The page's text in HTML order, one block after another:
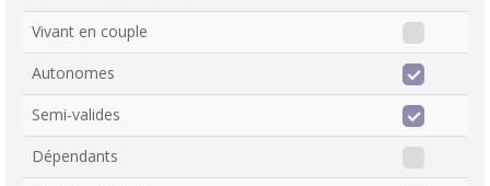
Vivant en couple
Autonomes
Semi-valides
Dépendants